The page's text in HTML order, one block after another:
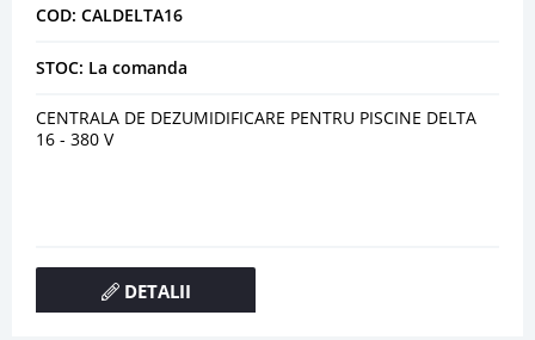
COD: CALDELTA16
STOC: La comanda
CENTRALA DE DEZUMIDIFICARE PENTRU PISCINE DELTA
16 - 380 V
DETALII